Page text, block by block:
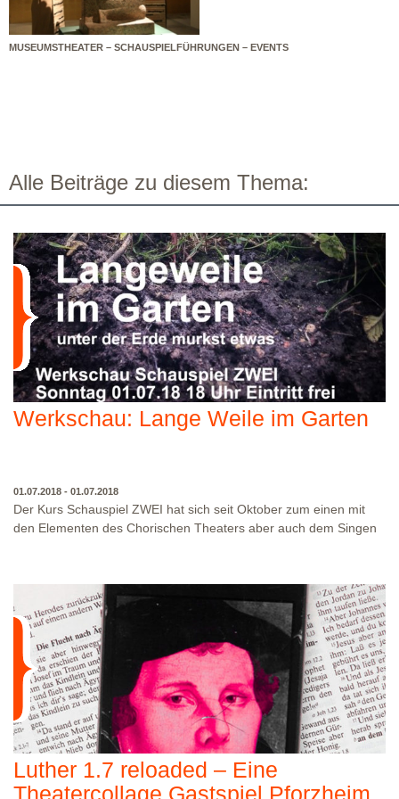
MUSEUMSTHEATER – SCHAUSPIELFÜHRUNGEN – EVENTS
Alle Beiträge zu diesem Thema:
Werkschau: Lange Weile im Garten
01.07.2018 - 01.07.2018
Der Kurs Schauspiel ZWEI hat sich seit Oktober zum einen mit
den Elementen des Chorischen Theaters aber auch dem Singen
Werkschau entstanden, in der die Gruppe einen Zwischenstand
ihrer Arbeit präsentiert. Leitung: André Uelner Bitte beachten Sie,
dass wir nur über eingeschränkte Parkmöglichkeiten in der
Klingenteichstrasse verfügen. Hinweise über Parkmöglichkeiten
finden Sie hier:Parkmöglichkeiten_TWHD
WO? KLINGENTEICHSTRASSE 8
WANN?
01.07.2018 - 01.07.2018, 18:00 UHR
RESERVIERUNG? KARTETELEFON 06221-7259552 (RESERVIERUNG AUCH
PER ANRUFBEANTWORTER MÖGLICH)
Luther 1.7 reloaded – Eine
Theatercollage Gastspiel Pforzheim